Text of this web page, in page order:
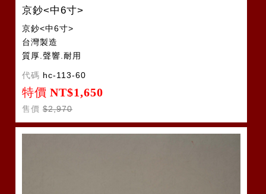
京鈔<中6寸>
京鈔<中6寸>
台灣製造
質厚.聲響.耐用
代碼 hc-113-60
特價 NT$1,650
售價 $2,970